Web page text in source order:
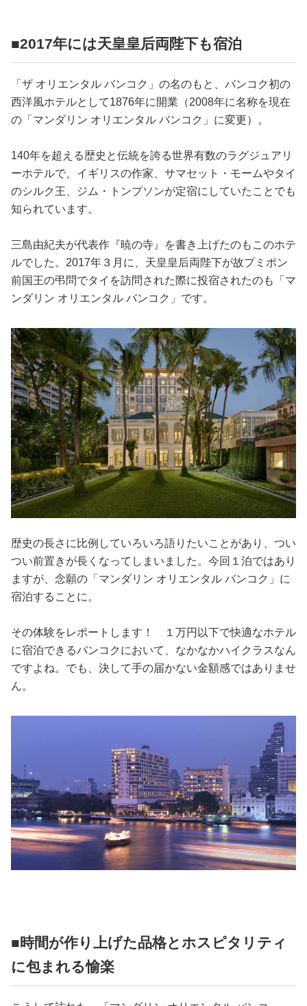
■2017年には天皇皇后両陛下も宿泊
「ザ オリエンタル バンコク」の名のもと、バンコク初の
西洋風ホテルとして1876年に開業（2008年に名称を現在
の「マンダリン オリエンタル バンコク」に変更）。
140年を超える歴史と伝統を誇る世界有数のラグジュアリ
ーホテルで、イギリスの作家、サマセット・モームやタイ
のシルク王、ジム・トンプソンが定宿にしていたことでも
知られています。
三島由紀夫が代表作『暁の寺』を書き上げたのもこのホテ
ルでした。2017年３月に、天皇皇后両陛下が故プミポン
前国王の弔問でタイを訪問された際に投宿されたのも「マ
ンダリン オリエンタル バンコク」です。
歴史の長さに比例していろいろ語りたいことがあり、つい
つい前置きが長くなってしまいました。今回１泊ではあり
ますが、念願の「マンダリン オリエンタル バンコク」に
宿泊することに。
その体験をレポートします！ １万円以下で快適なホテル
に宿泊できるバンコクにおいて、なかなかハイクラスなん
ですよね。でも、決して手の届かない金額感ではありませ
ん。
■時間が作り上げた品格とホスピタリティ
に包まれる愉楽